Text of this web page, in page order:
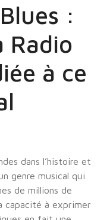
:
Radio
à ce
dans l’histoire et
genre musical qui
de millions de
capacité à exprimer